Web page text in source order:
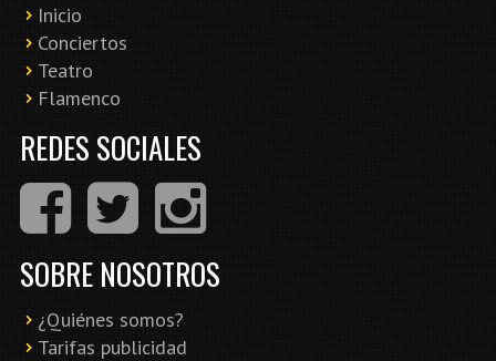
Inicio
Conciertos
Teatro
Flamenco
REDES SOCIALES
SOBRE NOSOTROS
¿Quiénes somos?
Tarifas publicidad